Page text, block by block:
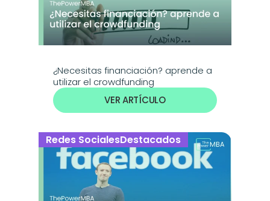
¿Necesitas financiación? aprende a
utilizar el crowdfunding
VER ARTÍCULO
Redes SocialesDestacados